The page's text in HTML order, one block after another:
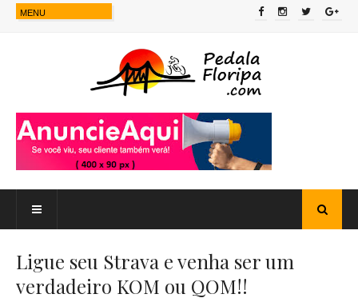
Ligue seu Strava e venha ser um
verdadeiro KOM ou QOM!!